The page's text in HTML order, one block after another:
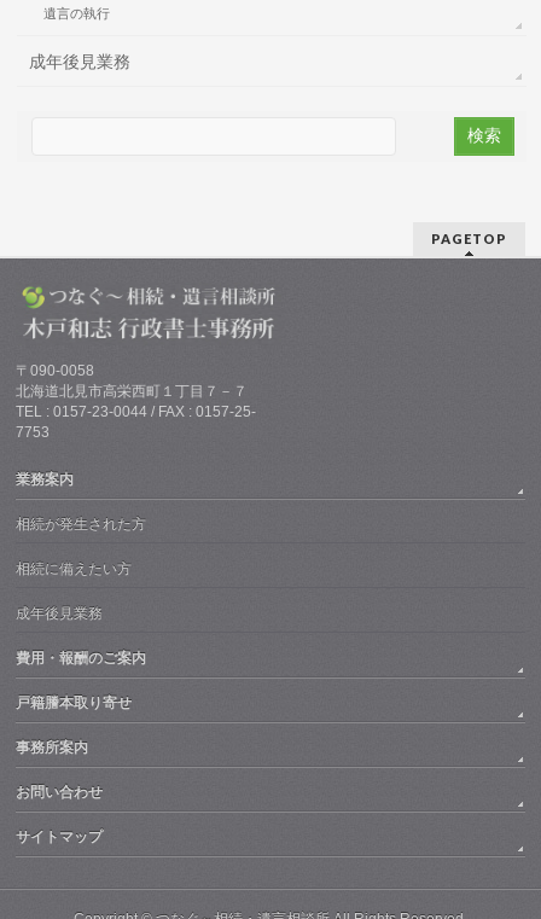
遺言の執行
成年後見業務
PAGETOP
〒090-0058
北海道北見市高栄西町１丁目７－７
TEL : 0157-23-0044 / FAX : 0157-25-
7753
業務案内
相続が発生された方
相続に備えたい方
成年後見業務
費用・報酬のご案内
戸籍謄本取り寄せ
事務所案内
お問い合わせ
サイトマップ